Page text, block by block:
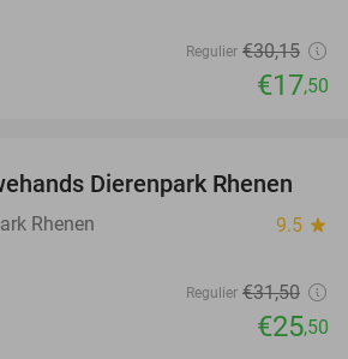
Regulier €30,15
€17,50
19%
Dierenpark Rhenen
Rhenen 9.5 star
Regulier €31,50
€25,50